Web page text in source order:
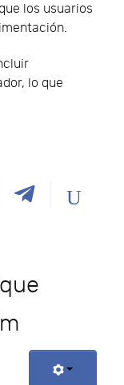
los usuarios
lo que